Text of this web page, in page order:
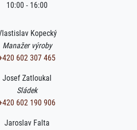
10:00 - 16:00
Kopecký
Manažer výroby
602 307 465
Josef Zatloukal
Sládek
602 190 906
Jaroslav Falta